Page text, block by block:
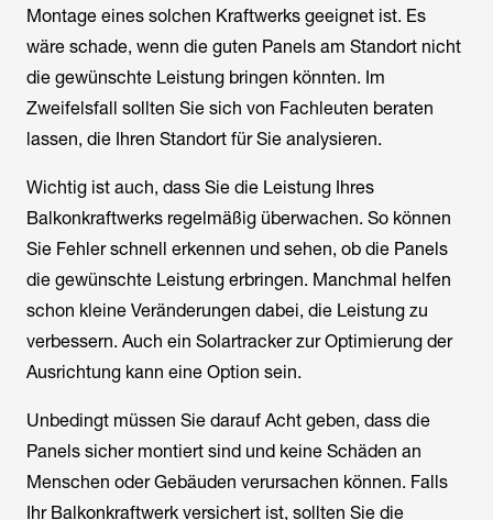
Montage eines solchen Kraftwerks geeignet ist. Es
wäre schade, wenn die guten Panels am Standort nicht
die gewünschte Leistung bringen könnten. Im
Zweifelsfall sollten Sie sich von Fachleuten beraten
lassen, die Ihren Standort für Sie analysieren.
Wichtig ist auch, dass Sie die Leistung Ihres
Balkonkraftwerks regelmäßig überwachen. So können
Sie Fehler schnell erkennen und sehen, ob die Panels
die gewünschte Leistung erbringen. Manchmal helfen
schon kleine Veränderungen dabei, die Leistung zu
verbessern. Auch ein Solartracker zur Optimierung der
Ausrichtung kann eine Option sein.
Unbedingt müssen Sie darauf Acht geben, dass die
Panels sicher montiert sind und keine Schäden an
Menschen oder Gebäuden verursachen können. Falls
Ihr Balkonkraftwerk versichert ist, sollten Sie die